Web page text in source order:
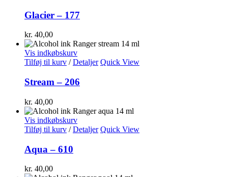
Glacier – 177
kr. 40,00
Vis indkøbskurv
Tilføj til kurv / Detaljer Quick View
Stream – 206
kr. 40,00
Vis indkøbskurv
Tilføj til kurv / Detaljer Quick View
Aqua – 610
kr. 40,00